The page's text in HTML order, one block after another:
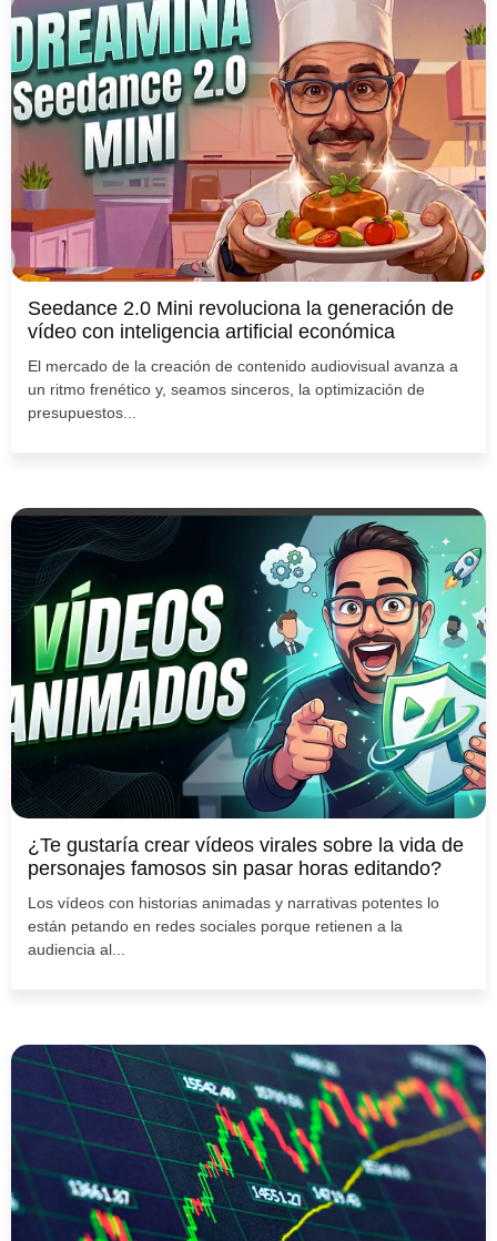
Seedance 2.0 Mini revoluciona la generación de
vídeo con inteligencia artificial económica
El mercado de la creación de contenido audiovisual avanza a
un ritmo frenético y, seamos sinceros, la optimización de
presupuestos...
¿Te gustaría crear vídeos virales sobre la vida de
personajes famosos sin pasar horas editando?
Los vídeos con historias animadas y narrativas potentes lo
están petando en redes sociales porque retienen a la
audiencia al...